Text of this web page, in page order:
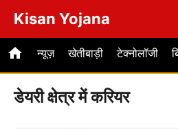
content
Kisan Yojana
न्यूज़ खेतीबाड़ी टेक्नोलॉजी
डेयरी क्षेत्र में करियर